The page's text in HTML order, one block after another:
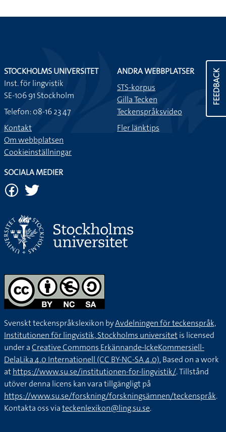
FEEDBACK
STOCKHOLMS UNIVERSITET
Inst. för lingvistik
SE-106 91 Stockholm
Telefon: 08-16 23 47
Kontakt
Om webbplatsen
Cookieinställningar
ANDRA WEBBPLATSER
STS-korpus
Gilla Tecken
Teckenspråksvideo
Fler länktips
SOCIALA MEDIER
Svenskt teckenspråkslexikon byAvdelningen för teckenspråk,
Institutionen för lingvistik, Stockholms universitetis licensed
under aCreative Commons Erkännande-IckeKommersiell-
DelaLika 4.0 Internationell (CC BY-NC-SA 4.0).Based on a work
athttps://www.su.se/institutionen-for-lingvistik/. Tillstånd
utöver denna licens kan vara tillgängligt på
https://www.su.se/forskning/forskningsämnen/teckenspråk.
Kontakta oss viateckenlexikon@ling.su.se.